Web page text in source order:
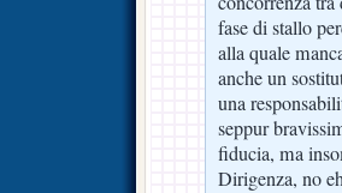
fase di stallo
alla quale
anche un
una
seppur
fiducia, ma
Dirigenza, no